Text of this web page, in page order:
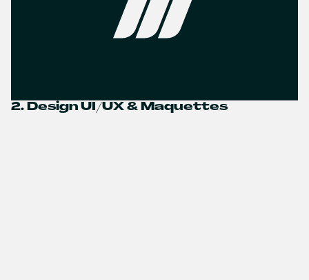
2. Design UI/UX & Maquettes